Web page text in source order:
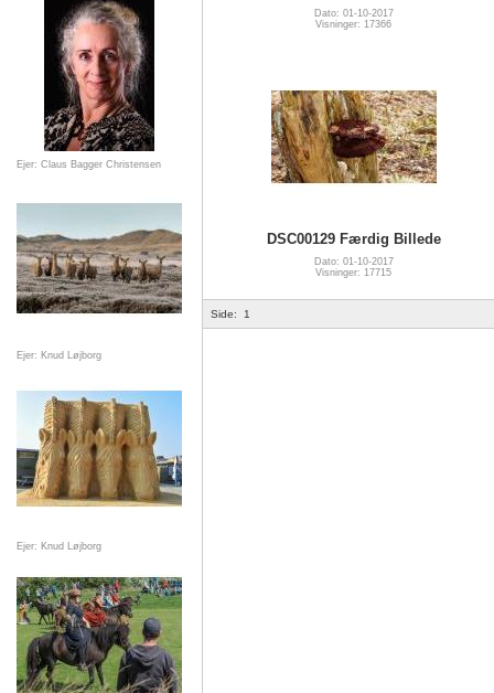
Ejer: Claus Bagger Christensen
Ejer: Knud Løjborg
Ejer: Knud Løjborg
Dato: 01-10-2017
Visninger: 17366
DSC00129 Færdig Billede
Dato: 01-10-2017
Visninger: 17715
Side: 1